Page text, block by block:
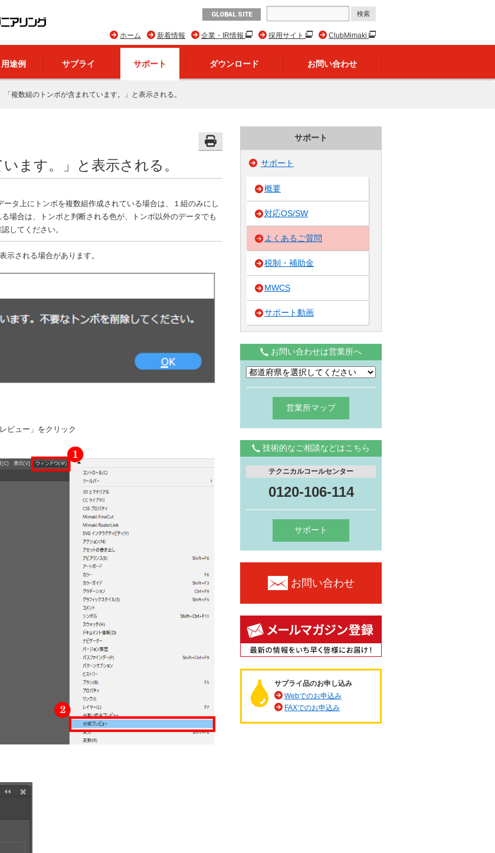
GLOBAL SITE
ClubMimaki
採用サイト
企業・IR情報
新着情報
ホーム
用途例 サプライ サポート ダウンロード お問い合わせ
「複数組のトンボが含まれています。」と表示される。
ます。」と表示される。
タ上にトンボを複数組作成されている場合は、１組のみにし
場合は、トンボと判断される色が、トンボ以外のデータでも
してください。
示される場合があります。
ビュー」をクリック
サポート
サポート
概要
対応OS/SW
よくあるご質問
税制・補助金
MWCS
サポート動画
お問い合わせは営業所へ
営業所マップ
技術的なご相談などはこちら
テクニカルコールセンター
0120-106-114
サポート
お問い合わせ
サプライ品のお申し込み
Webでのお申込み
FAXでのお申込み